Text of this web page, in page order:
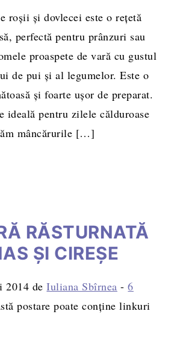
roșii și dovlecei este o rețetă
perfectă pentru prânzuri sau
proaspete de vară cu gustul
de pui și al legumelor. Este o
și foarte ușor de preparat.
ideală pentru zilele călduroase
mâncărurile […]
RĂSTURNATĂ
ŞI CIREŞE
2014 deIuliana Sbîrnea -6
postare poate conține linkuri